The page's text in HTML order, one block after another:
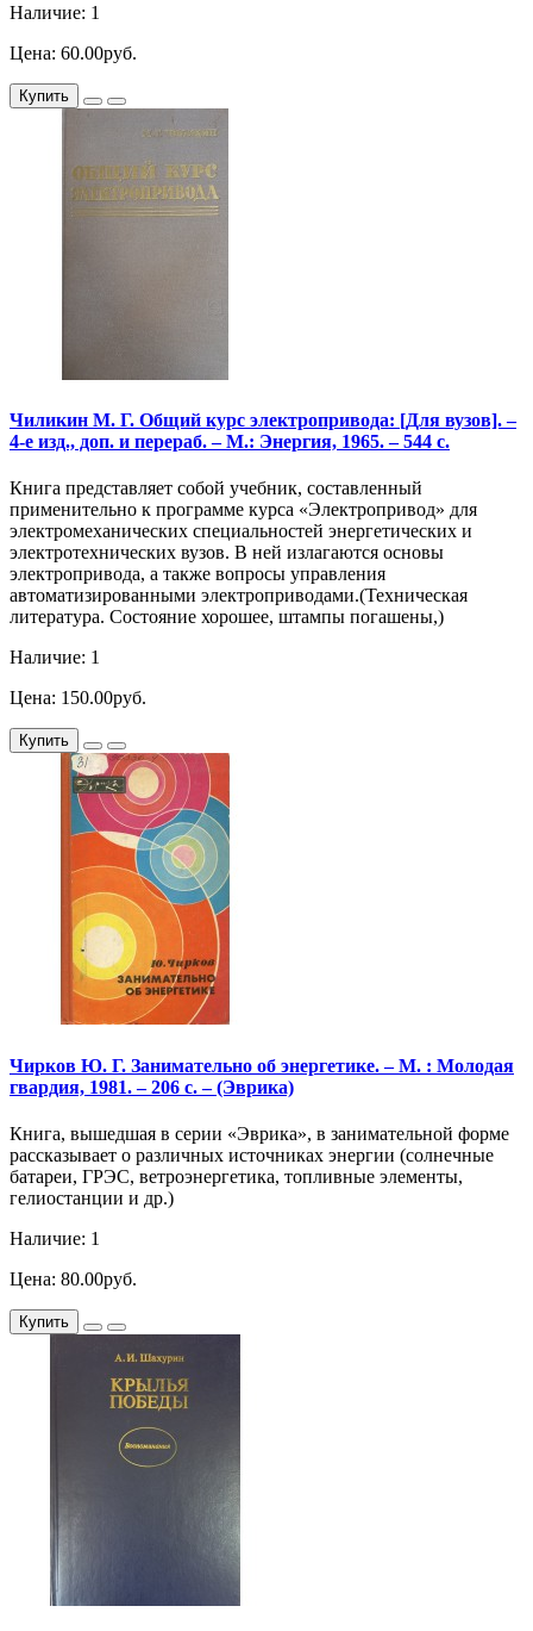
Наличие: 1
Цена: 60.00руб.
Купить
Чиликин М. Г. Общий курс электропривода: [Для вузов]. –
4-е изд., доп. и перераб. – М.: Энергия, 1965. – 544 с.
Книга представляет собой учебник, составленный
применительно к программе курса «Электропривод» для
электромеханических специальностей энергетических и
электротехнических вузов. В ней излагаются основы
электропривода, а также вопросы управления
автоматизированными электроприводами.(Техническая
литература. Состояние хорошее, штампы погашены,)
Наличие: 1
Цена: 150.00руб.
Купить
Чирков Ю. Г. Занимательно об энергетике. – М. : Молодая
гвардия, 1981. – 206 с. – (Эврика)
Книга, вышедшая в серии «Эврика», в занимательной форме
рассказывает о различных источниках энергии (солнечные
батареи, ГРЭС, ветроэнергетика, топливные элементы,
гелиостанции и др.)
Наличие: 1
Цена: 80.00руб.
Купить